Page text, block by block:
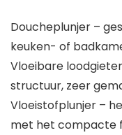
Doucheplunjer –
keuken- of
Vloeibare
structuur, zeer
Vloeistofplunjer –
met het compacte